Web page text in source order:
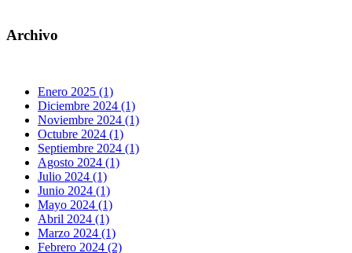
Archivo
Enero 2025 (1)
Diciembre 2024 (1)
Noviembre 2024 (1)
Octubre 2024 (1)
Septiembre 2024 (1)
Agosto 2024 (1)
Julio 2024 (1)
Junio 2024 (1)
Mayo 2024 (1)
Abril 2024 (1)
Marzo 2024 (1)
Febrero 2024 (2)